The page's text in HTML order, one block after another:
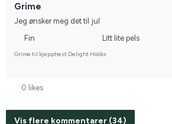
Grime
Jeg ønsker meg det til jul
Fin
Litt lite pels
Grime til kjepphest Delight Hööks
0 likes
Vis flere kommentarer (34)